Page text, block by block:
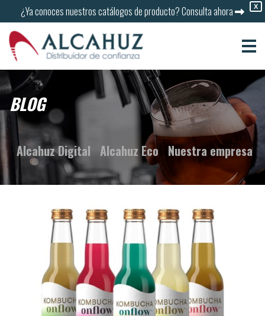
X
¿Ya conoces nuestros catálogos de producto?Consulta ahora
BLOG
Alcahuz Digital Alcahuz Eco Nuestra empresa